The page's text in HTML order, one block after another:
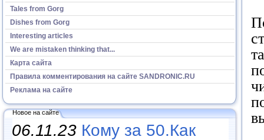
Tales from Gorg
Dishes from Gorg
Interesting articles
We are mistaken thinking that...
Карта сайта
Правила комментирования на сайте SANDRONIC.RU
Реклама на сайте
Новое на сайте
06.11.23 Кому за 50.Как